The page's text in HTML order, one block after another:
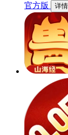
官方版
详情